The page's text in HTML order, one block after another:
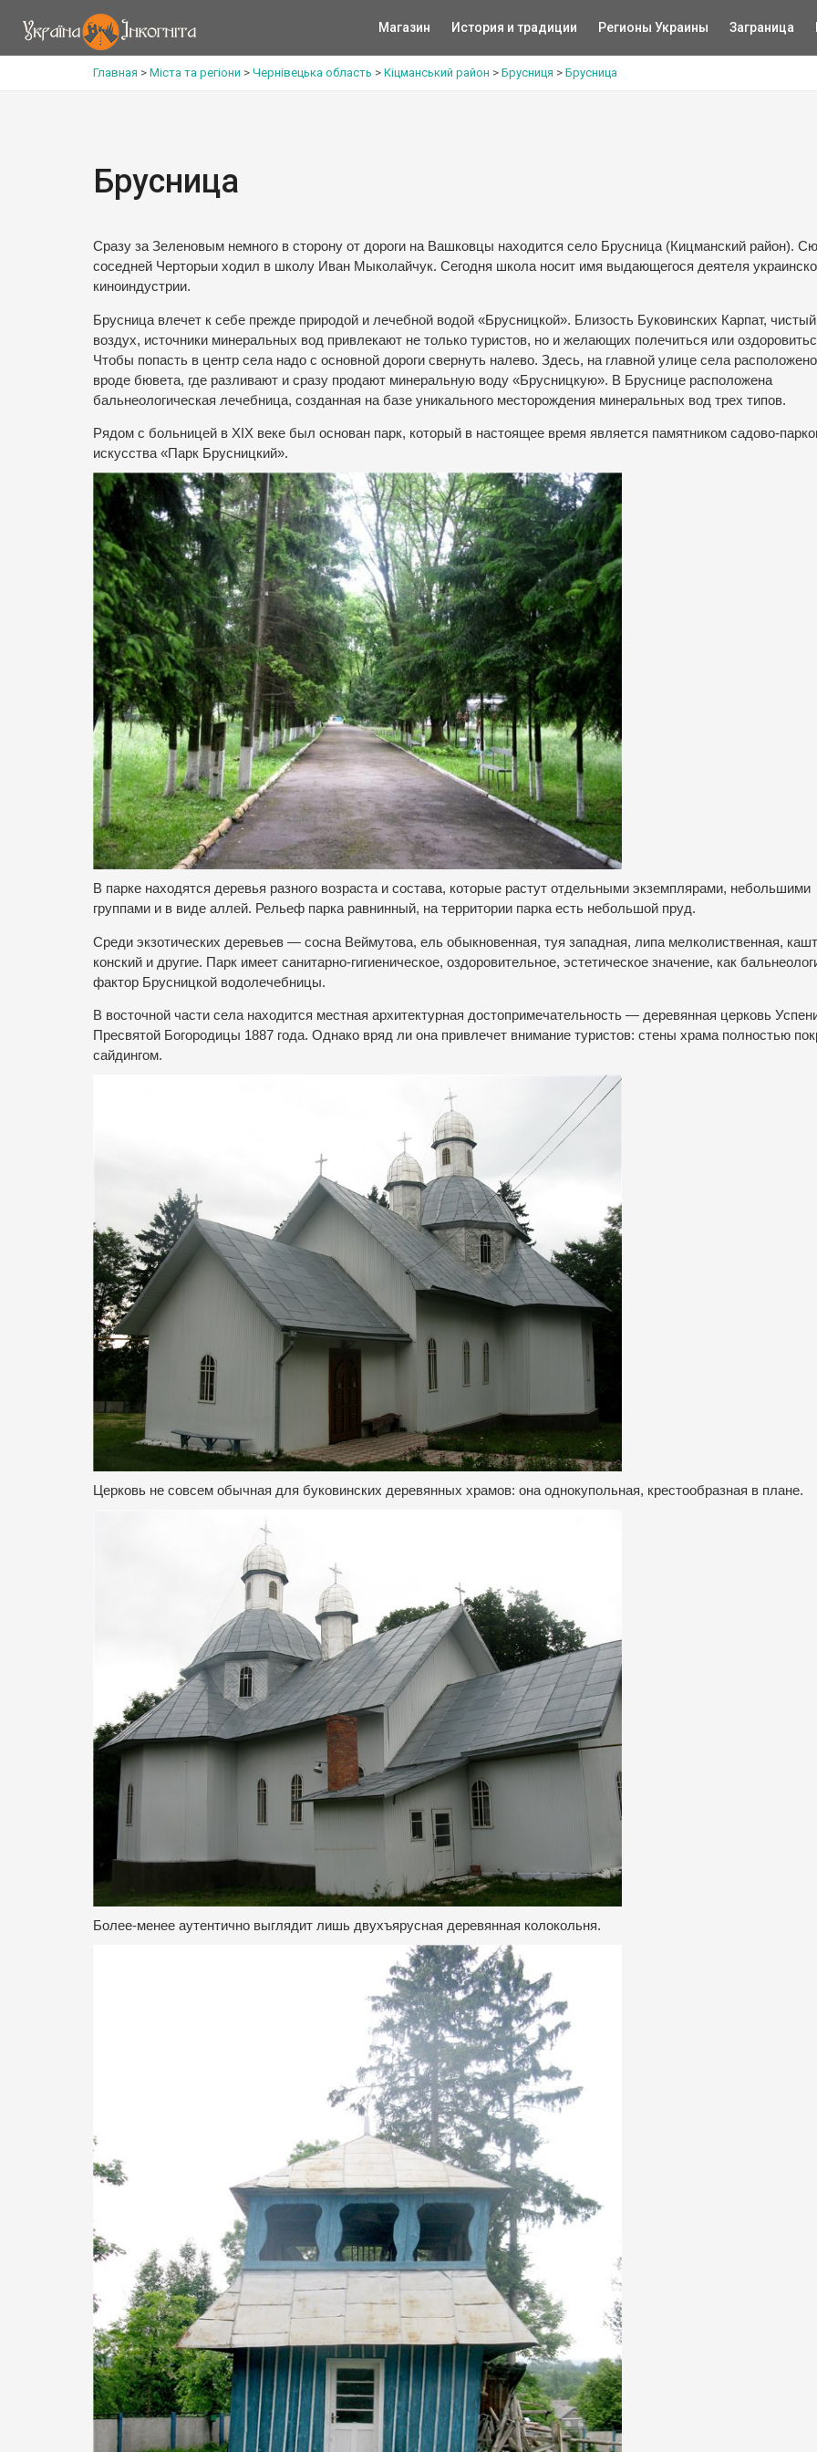
Магазин История и традиции Регионы Украины Заграница
Главная > Міста та регіони > Чернівецька область > Кіцманський район > Брусниця > Брусница
Брусница
Сразу за Зеленовым немного в сторону от дороги на Вашковцы находится село Брусница (Кицманский район).
соседней Черторыи ходил в школу Иван Мыколайчук. Сегодня школа носит имя выдающегося деятеля
киноиндустрии.
Брусница влечет к себе прежде природой и лечебной водой «Брусницкой». Близость Буковинских Карпат, чистый
воздух, источники минеральных вод привлекают не только туристов, но и желающих полечиться или
Чтобы попасть в центр села надо с основной дороги свернуть налево. Здесь, на главной улице села
вроде бювета, где разливают и сразу продают минеральную воду «Брусницкую». В Бруснице расположена
бальнеологическая лечебница, созданная на базе уникального месторождения минеральных вод трех типов.
Рядом с больницей в XIX веке был основан парк, который в настоящее время является памятником садово-
искусства «Парк Брусницкий».
В парке находятся деревья разного возраста и состава, которые растут отдельными экземплярами, небольшими
группами и в виде аллей. Рельеф парка равнинный, на территории парка есть небольшой пруд.
Среди экзотических деревьев — сосна Веймутова, ель обыкновенная, туя западная, липа мелколиственная,
конский и другие. Парк имеет санитарно-гигиеническое, оздоровительное, эстетическое значение, как
фактор Брусницкой водолечебницы.
В восточной части села находится местная архитектурная достопримечательность — деревянная церковь
Пресвятой Богородицы 1887 года. Однако вряд ли она привлечет внимание туристов: стены храма полностью
сайдингом.
Церковь не совсем обычная для буковинских деревянных храмов: она однокупольная, крестообразная в плане.
Более-менее аутентично выглядит лишь двухъярусная деревянная колокольня.